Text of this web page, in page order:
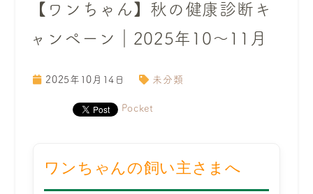
【ワンちゃん】秋の健康診断キ
ャンペーン｜2025年10～11月
2025年10月14日 未分類
Pocket
ワンちゃんの飼い主さまへ